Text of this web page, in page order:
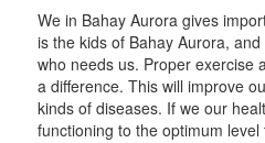
We in Bahay Aurora gives
is the kids of Bahay Aurora,
who needs us. Proper exercise
a difference. This will improve
kinds of diseases. If we our
functioning to the optimum